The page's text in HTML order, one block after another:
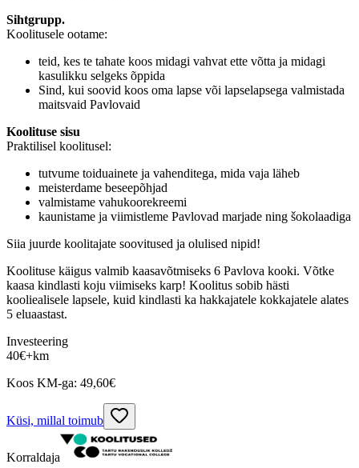
Sihtgrupp.
Koolitusele ootame:
teid, kes te tahate koos midagi vahvat ette võtta ja midagi
kasulikku selgeks õppida
Sind, kui soovid koos oma lapse või lapselapsega valmistada
maitsvaid Pavlovaid
Koolituse sisu
Praktilisel koolitusel:
tutvume toiduainete ja vahenditega, mida vaja läheb
meisterdame beseepõhjad
valmistame vahukoorekreemi
kaunistame ja viimistleme Pavlovad marjade ning šokolaadiga
Siia juurde koolitajate soovitused ja olulised nipid!
Koolituse käigus valmib kaasavõtmiseks 6 Pavlova kooki. Võtke
kaasa kindlasti koju viimiseks karp! Koolitus sobib hästi
kooliealisele lapsele, kuid kindlasti ka hakkajatele kokkajatele alates
5 eluaastast.
Investeering
40€+km
Koos KM-ga: 49,60€
Küsi, millal toimub
Korraldaja